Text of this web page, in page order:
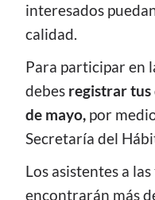
interesados
calidad.
Para participar en
debes registrar tus
de mayo, por
Secretaría del
Los asistentes a
encontrarán más